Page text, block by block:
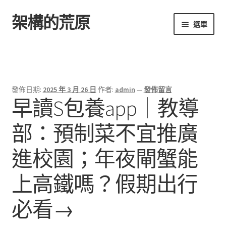
跳
至
跳
至
架構的荒原 選單
發佈日期: 2025 年 3 月 26 日 作者: admin —發佈留言
早讀S包養app｜教導
部：預制菜不宜推廣
進校園；年夜閘蟹能
上高鐵嗎？假期出行
必看→